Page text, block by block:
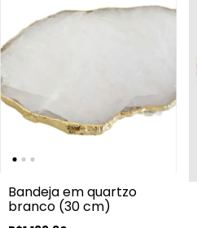
Bandeja em quartzo
branco (30 cm)